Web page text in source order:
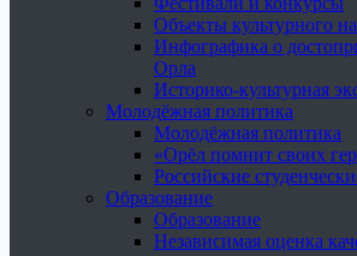
Объекты культурного
Инфографика о
Орла
Историко-культурная
Молодёжная политика
Молодёжная политика
«Орёл помнит своих
Российские
Образование
Образование
Независимая оценка